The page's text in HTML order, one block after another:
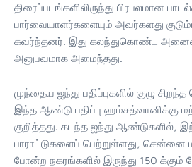
திரைப்படங்களிலிருந்து பிரபலமான
பார்வையாளர்களையும் அவர்களது
கவர்ந்தனர். இது கலந்துகொண்ட
அனுபவமாக அமைந்தது.
முந்தைய ஐந்து பதிப்புகளில் குழு
இந்த ஆண்டு பதிப்பு ஹம்சத்வானிக்கு
குறித்தது. கடந்த ஐந்து ஆண்டுகளில்,
பாராட்டுகளைப் பெற்றுள்ளது, சென்னை
போன்ற நகரங்களில் இருந்து 150 க்கும்